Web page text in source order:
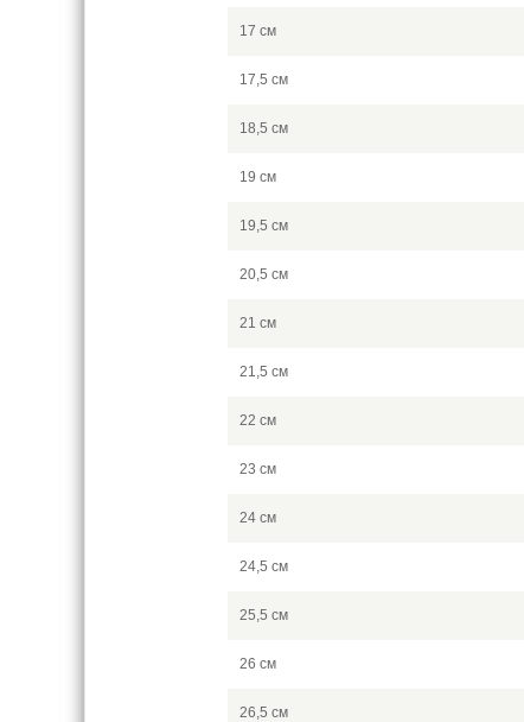
17 см
17,5 см
18,5 см
19 см
19,5 см
20,5 см
21 см
21,5 см
22 см
23 см
24 см
24,5 см
25,5 см
26 см
26,5 см